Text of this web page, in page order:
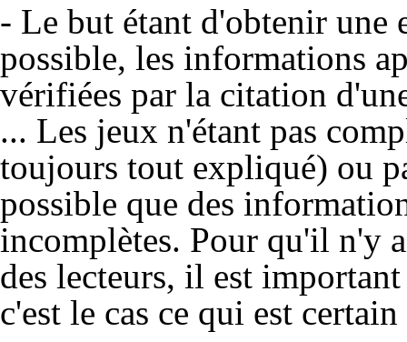
- Le but étant d'obtenir une
possible, les informations
vérifiées par la citation
... Les jeux n'étant pas
toujours tout expliqué) ou
possible que des
incomplètes. Pour qu'il n'y
des lecteurs, il est
c'est le cas ce qui est